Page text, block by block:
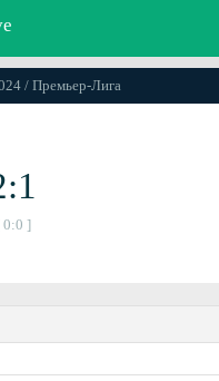
/ Премьер-Лига
0:0 ]